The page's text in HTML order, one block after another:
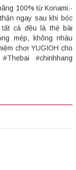
100% từ Konami.-
ngay sau khi bóc
tất cả đều là thẻ bài
mép, không nhàu
chơi YUGIOH cho
#chinhhang